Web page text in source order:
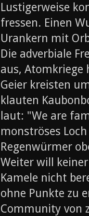
Lustigerweise
fressen. Einen
Urankern mit
Die adverbiale
aus,
Geier kreisten
klauten
laut: "We are
monströses
Regenwürmer
Weiter will
Kamele nicht
ohne Punkte zu
Community von